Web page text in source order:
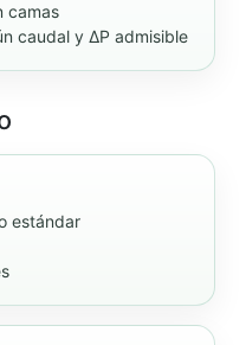
camas
caudal y ΔP admisible
estándar